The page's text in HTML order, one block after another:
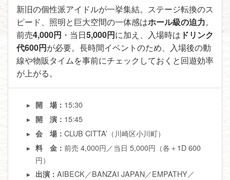
新旧の個性派アイドルが一挙集結。ステージ転換のス
ピード、照明と巨大空間の一体感はホール級の迫力。
前売4,000円 ・当日5,000円に加え、入場時は ドリンク
代600円が必要。長時間イベントのため、入場後の動
線や物販タイムを事前にチェックしておくと回遊効率
が上がる。
開 場： 15:30
開 演： 15:45
会 場：CLUB CITTA’（川崎区小川町）
料 金：前売 4,000円／当日 5,000円（各＋1D 600
円）
出演：AIBECK／BANZAI JAPAN／EMPATHY／